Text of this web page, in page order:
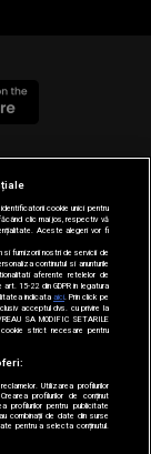
cookie unici pentru
clic mai jos, respectiv vă
Aceste alegeri vor fi
furnizorii nostri de servicii de
continutul si anunturile
aferente retelelor de
15-22 din GDPR in legatura
indicataaici . Prin click pe
acceptul dvs. cu privire la
SA MODIFIC SETARILE
strict necesare pentru
Utilizarea profilurilor
profilurilor de conținut
profilurilor pentru publicitate
combinații de date din surse
pentru a selecta conținutul.